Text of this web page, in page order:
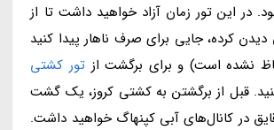
در این تور زمان آزاد خواهید داشت تا از
کرده، جایی برای صرف ناهار پیدا کنید
نشده است) و برای برگشت از تور کشتی
قبل از برگشتن به کشتی کروز، یک گشت
در کانال‌های آبی کپنهاگ خواهید داشت.